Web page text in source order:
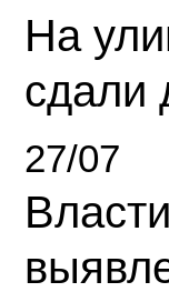
На
сдали
27/07